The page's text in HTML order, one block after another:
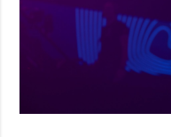
Sociedad y
Deportes
Desastres y